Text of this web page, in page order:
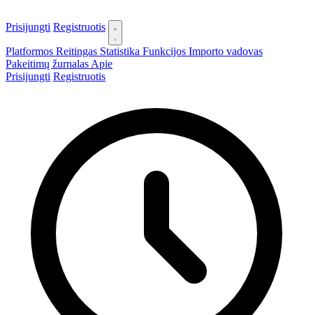
Prisijungti Registruotis
Platformos Reitingas Statistika Funkcijos Importo vadovas
Pakeitimų žurnalas Apie
Prisijungti Registruotis